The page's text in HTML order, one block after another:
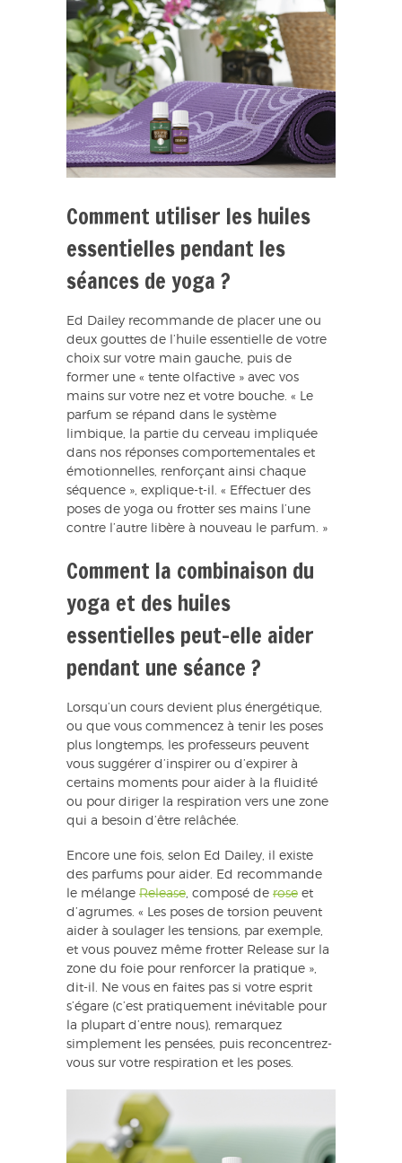
Comment utiliser les huiles
essentielles pendant les
séances de yoga ?
Ed Dailey recommande de placer une ou
deux gouttes de l’huile essentielle de votre
choix sur votre main gauche, puis de
former une « tente olfactive » avec vos
mains sur votre nez et votre bouche. « Le
parfum se répand dans le système
limbique, la partie du cerveau impliquée
dans nos réponses comportementales et
émotionnelles, renforçant ainsi chaque
séquence », explique-t-il. « Effectuer des
poses de yoga ou frotter ses mains l’une
contre l’autre libère à nouveau le parfum. »
Comment la combinaison du
yoga et des huiles
essentielles peut-elle aider
pendant une séance ?
Lorsqu’un cours devient plus énergétique,
ou que vous commencez à tenir les poses
plus longtemps, les professeurs peuvent
vous suggérer d’inspirer ou d’expirer à
certains moments pour aider à la fluidité
ou pour diriger la respiration vers une zone
qui a besoin d’être relâchée.
Encore une fois, selon Ed Dailey, il existe
des parfums pour aider. Ed recommande
le mélange Release, composé de rose et
d’agrumes. « Les poses de torsion peuvent
aider à soulager les tensions, par exemple,
et vous pouvez même frotter Release sur la
zone du foie pour renforcer la pratique »,
dit-il. Ne vous en faites pas si votre esprit
s’égare (c’est pratiquement inévitable pour
la plupart d’entre nous), remarquez
simplement les pensées, puis reconcentrez-
vous sur votre respiration et les poses.